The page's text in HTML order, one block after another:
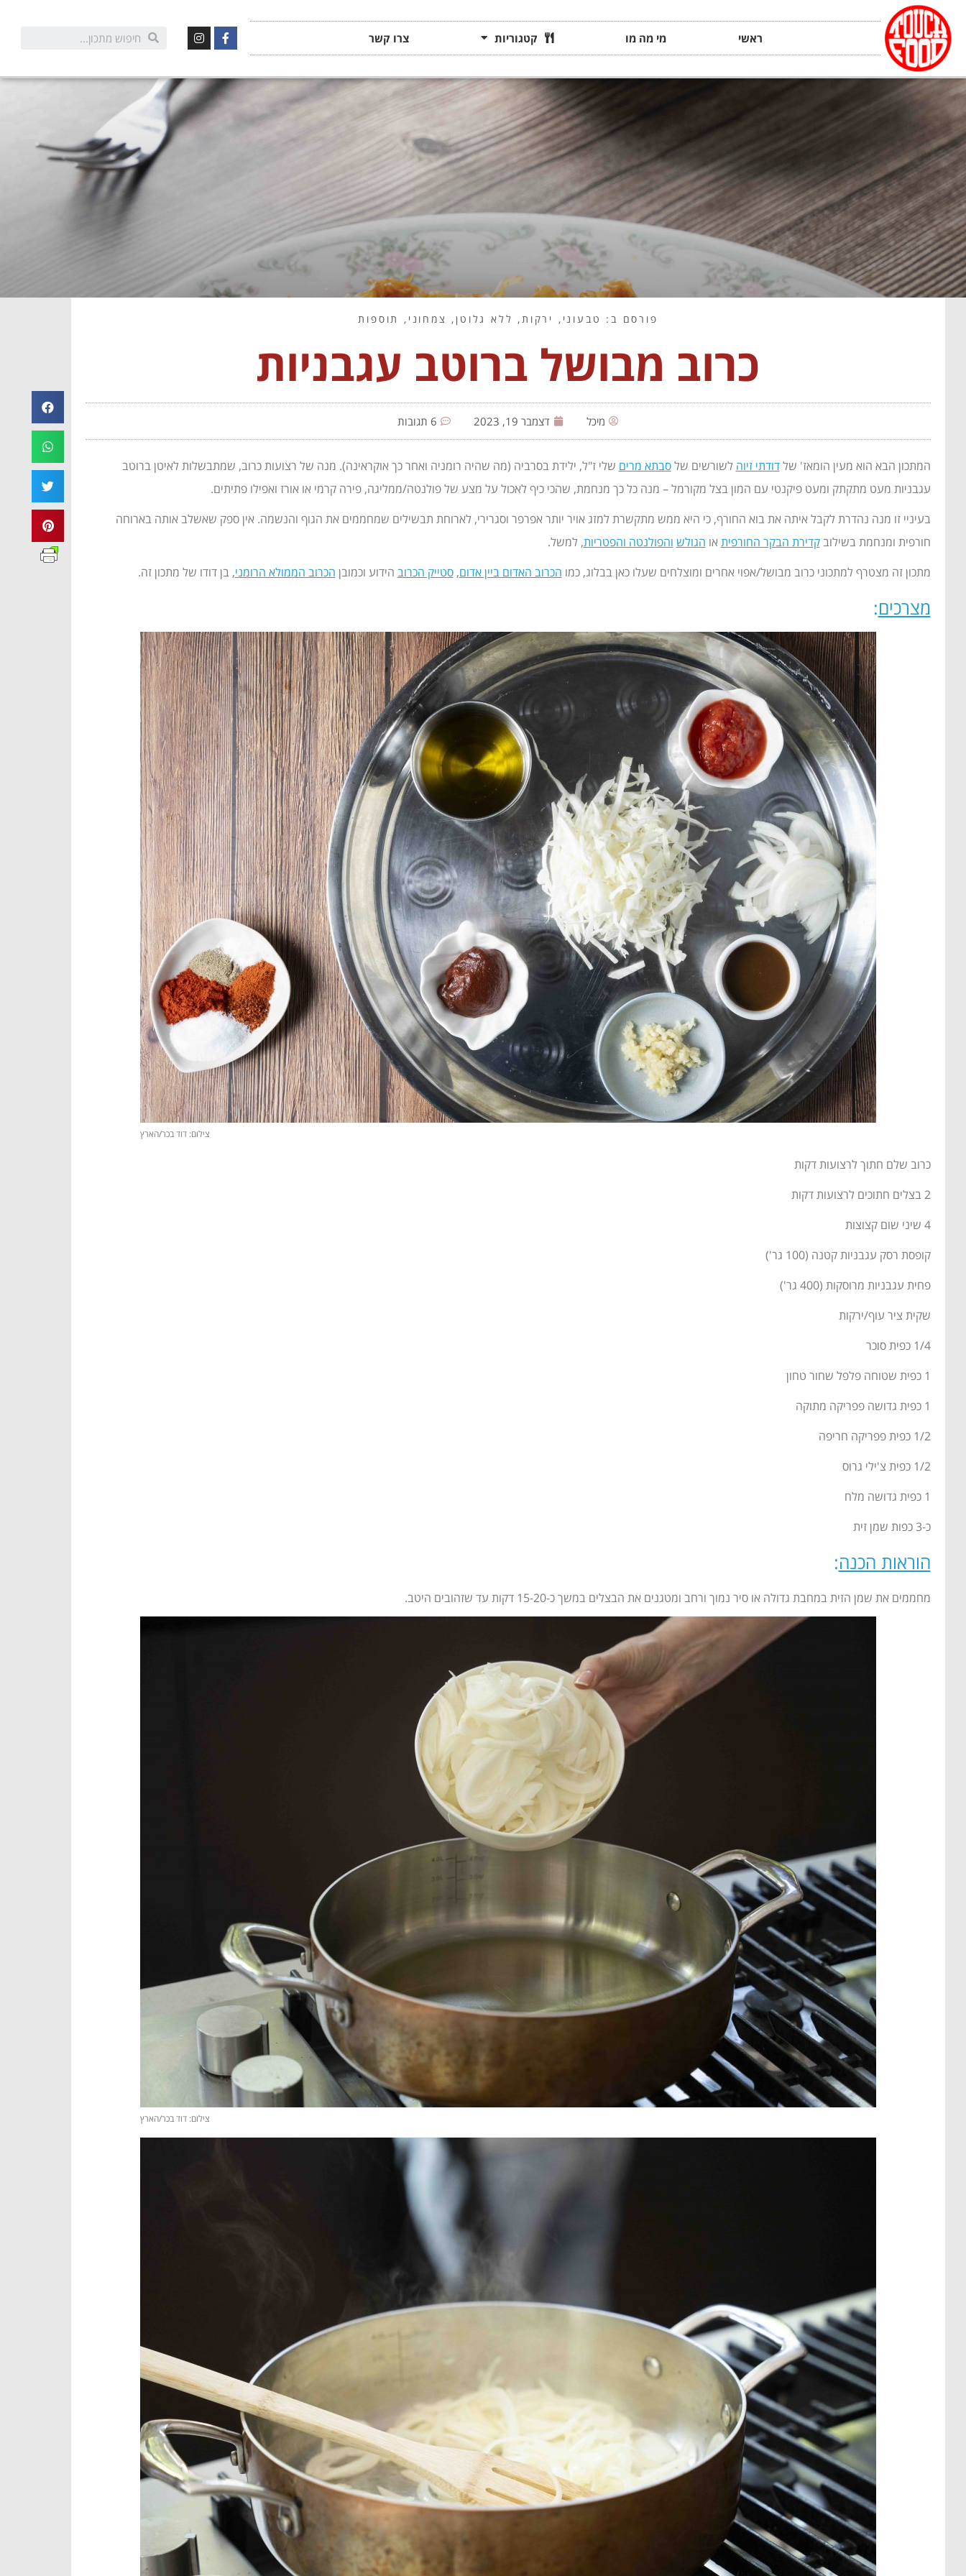
ראשי מי מה מו קטגוריות צרו קשר
פורסם ב: טבעוני , ירקות , ללא גלוטן, צמחוני , תוספות
כרוב מבושל ברוטב עגבניות
מיכל דצמבר 19, 2023 6 תגובות
המתכון הבא הוא מעין הומאז' שלדודתי זיוה לשורשים שלסבתא מרים שלי ז"ל, ילידת בסרביה (מה שהיה רומניה ואחר כך אוקראינה). מנה של רצועות כרוב, שמתבשלות לאיטן ברוטב
עגבניות מעט מתקתק ומעט פיקנטי עם המון בצל מקורמל – מנה כל כך מנחמת, שהכי כיף לאכול על מצע של פולנטה/ממליגה, פירה קרמי או אורז ואפילו פתיתים.
בעיניי זו מנה נהדרת לקבל איתה את בוא החורף, כי היא ממש מתקשרת למזג אויר יותר אפרפר וסגרירי, לארוחת תבשילים שמחממים את הגוף והנשמה. אין ספק שאשלב אותה בארוחה
חורפית ומנחמת בשילובקדירת הבקר החורפית או הגולש והפולנטה והפטריות, למשל.
מתכון זה מצטרף למתכוני כרוב מבושל/אפוי אחרים ומוצלחים שעלו כאן בבלוג, כמו הכרוב האדום ביין אדום,סטייק הכרוב הידוע וכמובן הכרוב הממולא הרומני, בן דודו של מתכון זה.
מצרכים:
צילום: דוד בכר/הארץ
כרוב שלם חתוך לרצועות דקות
2 בצלים חתוכים לרצועות דקות
4 שיני שום קצוצות
קופסת רסק עגבניות קטנה (100 גר')
פחית עגבניות מרוסקות (400 גר')
שקית ציר עוף/ירקות
1/4 כפית סוכר
1 כפית שטוחה פלפל שחור טחון
1 כפית גדושה פפריקה מתוקה
1/2 כפית פפריקה חריפה
1/2 כפית צ'ילי גרוס
1 כפית גדושה מלח
כ-3 כפות שמן זית
הוראות הכנה:
מחממים את שמן הזית במחבת גדולה או סיר נמוך ורחב ומטגנים את הבצלים במשך כ-15-20 דקות עד שזהובים היטב.
צילום: דוד בכר/הארץ